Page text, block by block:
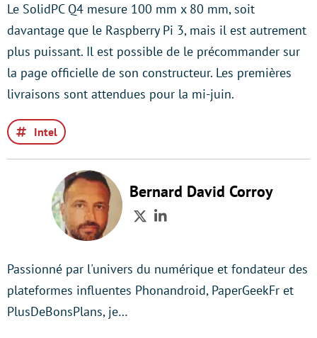
Le SolidPC Q4 mesure 100 mm x 80 mm, soit
davantage que le Raspberry Pi 3, mais il est autrement
plus puissant. Il est possible de le précommander sur
la page officielle de son constructeur. Les premières
livraisons sont attendues pour la mi-juin.
Intel
Bernard David Corroy
TwitterLinkedIn
Passionné par l'univers du numérique et fondateur des
plateformes influentes Phonandroid, PaperGeekFr et
PlusDeBonsPlans, je…